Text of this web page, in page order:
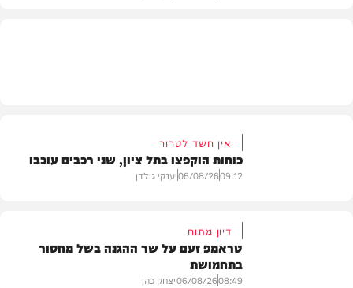
אין חשד לטרור
כוחות הוקפצו בתל ציון, שני רכבים עוכבו
09:12
06/08/26יענקי גולדן
דיון מתוח
טראמפ זעם על שר ההגנה בשל מחסור
בתחמושת
08:49
06/08/26יצחק כהן